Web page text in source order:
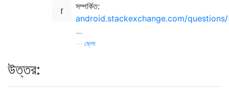
সম্পর্কিত:
android.stackexchange.com/
…
ফ্লো
উত্তর: